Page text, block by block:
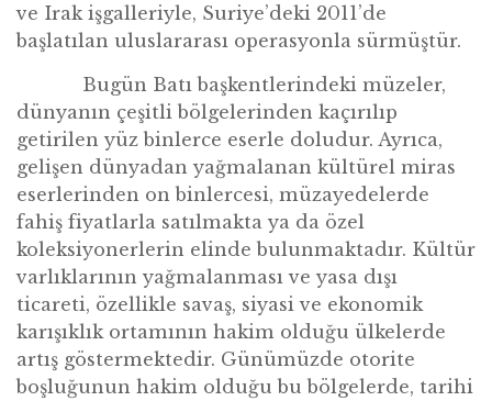
ve Irak işgalleriyle, Suriye’deki 2011 ’de
başlatılan uluslararası operasyonla sürmüştür.
Bugün Batı başkentlerindeki müzeler,
dünyanın çeşitli bölgelerinden kaçırılıp
getirilen yüz binlerce eserle doludur. Ayrıca,
gelişen dünyadan yağmalanan kültürel miras
eserlerinden on binlercesi, müzayedelerde
fahiş fiyatlarla satılmakta ya da özel
koleksiyonerlerin elinde bulunmaktadır. Kültür
varlıklarının yağmalanması ve yasa dışı
ticareti, özellikle savaş, siyasi ve ekonomik
karışıklık ortamının hakim olduğu ülkelerde
artış göstermektedir. Günümüzde otorite
boşluğunun hakim olduğu bu bölgelerde, tarihi